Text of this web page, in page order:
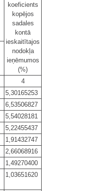
koeficients
kopējos
sadales
kontā
ieskaitītajos
nodokļa
ieņēmumos
(%)
4
5,30165253
6,53506827
5,54028181
5,22455437
1,91432747
2,66068916
1,49270400
1,03651620